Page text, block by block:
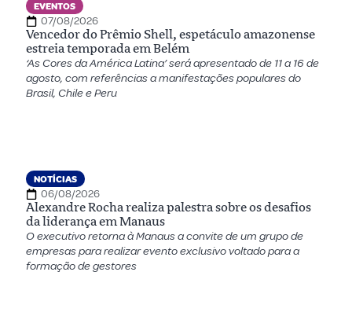
EVENTOS
07/08/2026
Vencedor do Prêmio Shell, espetáculo amazonense
estreia temporada em Belém
‘As Cores da América Latina’ será apresentado de 11 a 16 de
agosto, com referências a manifestações populares do
Brasil, Chile e Peru
NOTÍCIAS
06/08/2026
Alexandre Rocha realiza palestra sobre os desafios
da liderança em Manaus
O executivo retorna à Manaus a convite de um grupo de
empresas para realizar evento exclusivo voltado para a
formação de gestores